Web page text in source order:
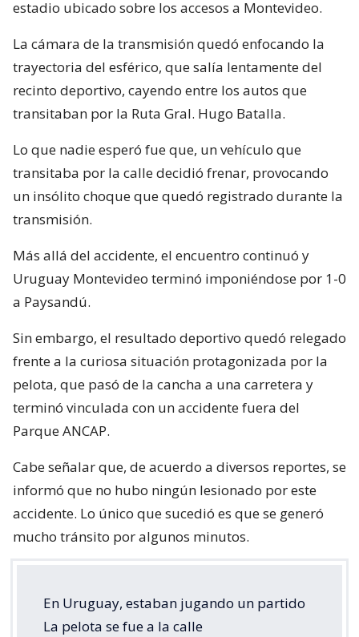
estadio ubicado sobre los accesos a Montevideo.
La cámara de la transmisión quedó enfocando la
trayectoria del esférico, que salía lentamente del
recinto deportivo, cayendo entre los autos que
transitaban por la Ruta Gral. Hugo Batalla.
Lo que nadie esperó fue que, un vehículo que
transitaba por la calle decidió frenar, provocando
un insólito choque que quedó registrado durante la
transmisión.
Más allá del accidente, el encuentro continuó y
Uruguay Montevideo terminó imponiéndose por 1-0
a Paysandú.
Sin embargo, el resultado deportivo quedó relegado
frente a la curiosa situación protagonizada por la
pelota, que pasó de la cancha a una carretera y
terminó vinculada con un accidente fuera del
Parque ANCAP.
Cabe señalar que, de acuerdo a diversos reportes, se
informó que no hubo ningún lesionado por este
accidente. Lo único que sucedió es que se generó
mucho tránsito por algunos minutos.
En Uruguay, estaban jugando un partido
La pelota se fue a la calle